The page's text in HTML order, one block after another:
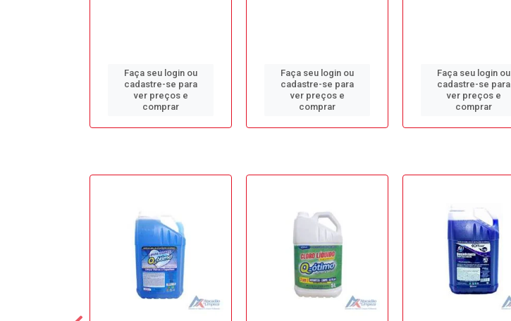
Faça seu login ou
cadastre-se para
ver preços e
comprar
Faça seu login ou
cadastre-se para
ver preços e
comprar
Faça seu login ou
cadastre-se para
ver preços e
comprar